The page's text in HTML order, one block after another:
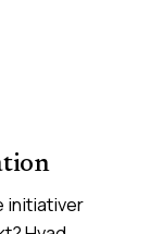
initiativer